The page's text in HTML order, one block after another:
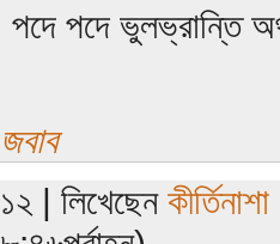
পদে পদে ভুলভ্রান্তি
জবাব
১২ | লিখেছেন কীর্তিনাশা